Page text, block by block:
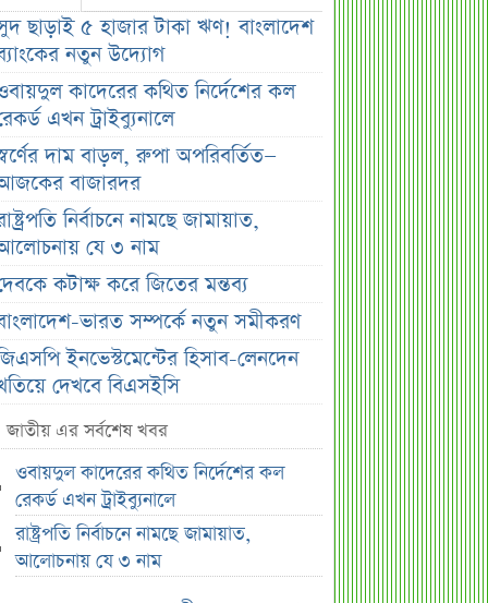
ছাড়াই ৫ হাজার টাকা ঋণ! বাংলাদেশ
নতুন উদ্যোগ
কাদেরের কথিত নির্দেশের কল
এখন ট্রাইব্যুনালে
দাম বাড়ল, রুপা অপরিবর্তিত—
বাজারদর
নির্বাচনে নামছে জামায়াত,
যে ৩ নাম
কটাক্ষ করে জিতের মন্তব্য
ভারত সম্পর্কে নতুন সমীকরণ
ইনভেস্টমেন্টের হিসাব-লেনদেন
দেখবে বিএসইসি
সরকারের কাছে জামায়াতের ৭ প্রশ্ন
রাষ্ট্রপতি হতে চাইলে কী করতে হবে?
নিয়ম জানুন
না ফেরার দেশে মেসির বাবা জর্জ, শোকে
বিশ্ব
জাতীয় এর সর্বশেষ খবর
ওবায়দুল কাদেরের কথিত নির্দেশের কল
রেকর্ড এখন ট্রাইব্যুনালে
রাষ্ট্রপতি নির্বাচনে নামছে জামায়াত,
আলোচনায় যে ৩ নাম